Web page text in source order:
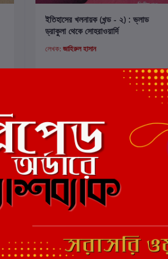
কার্টে যোগ করুন
ইতিহাসের খলনায়ক (খন্ড - ২) : ভ্লাড
ড্রাকুলা থেকে সোহরাওয়ার্দি
লেখক:জাহিরুল হাসান
₹420.00